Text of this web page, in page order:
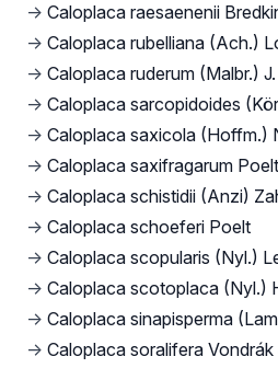
→ Caloplaca raesaenenii
→ Caloplaca rubelliana (Ach.)
→ Caloplaca ruderum (Malbr.)
→ Caloplaca sarcopidoides
→ Caloplaca saxicola (Hoffm.)
→ Caloplaca saxifragarum Poelt
→ Caloplaca schistidii (Anzi)
→ Caloplaca schoeferi Poelt
→ Caloplaca scopularis (Nyl.)
→ Caloplaca scotoplaca (Nyl.)
→ Caloplaca sinapisperma
→ Caloplaca soralifera